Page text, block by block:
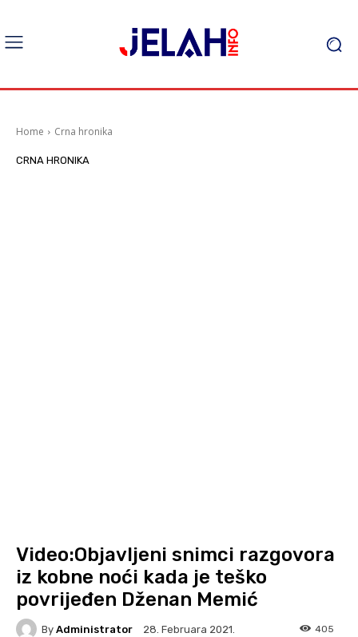
Home Crna hronika
CRNA HRONIKA
Video:Objavljeni snimci razgovora
iz kobne noći kada je teško
povrijeđen Dženan Memić
By Administrator 28. Februara 2021. 405